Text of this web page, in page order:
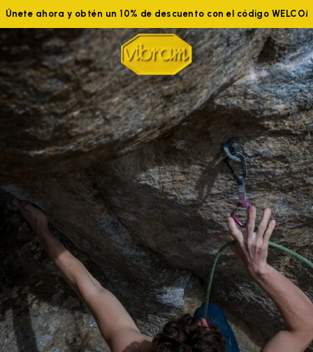
ahora y obtén un 10% de descuento con el código